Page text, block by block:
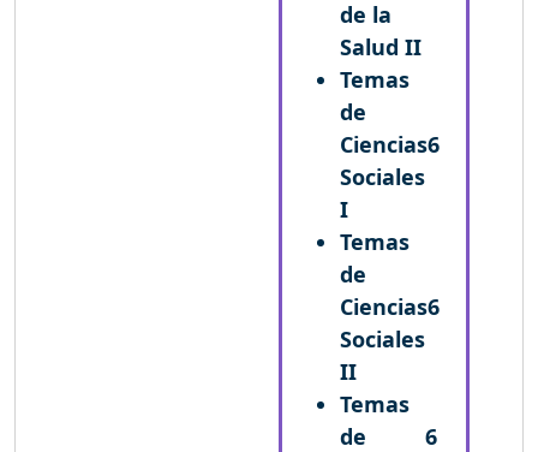
de la
Salud II
Temas
de
Ciencias
Sociales
I
6
Temas
de
Ciencias
Sociales
II
6
Temas
de
6